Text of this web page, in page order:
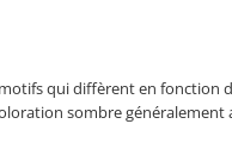
qui diffèrent en fonction
sombre généralement